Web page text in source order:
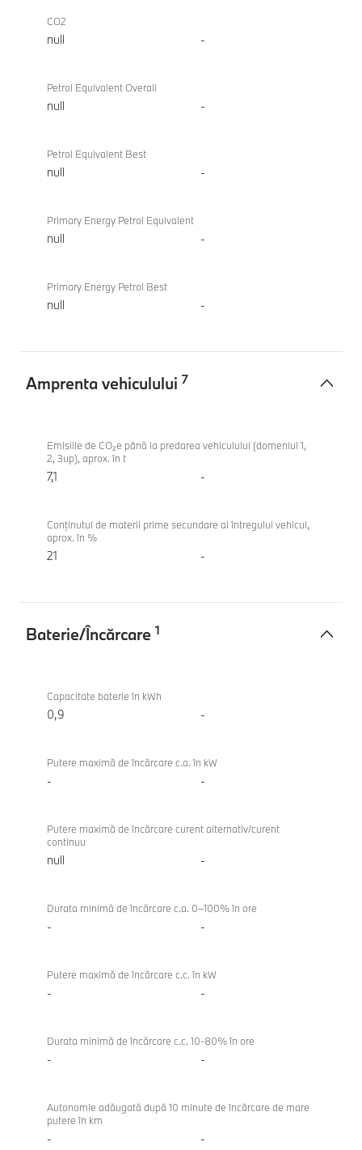
CO2
null -
Petrol Equivalent Overall
null -
Petrol Equivalent Best
null -
Primary Energy Petrol Equivalent
null -
Primary Energy Petrol Best
null -
Amprenta vehiculului 7
vehiculului
220
Gran
Coupe
Emisiile de CO₂e până la predarea vehiculului (domeniul 1,
2, 3up), aprox. în t
7,1 -
Conținutul de materii prime secundare al întregului vehicul,
aprox. în %
21 -
Baterie/Încărcare 1
Încărcare
220
Gran
Capacitate baterie în kWh
0,9 -
Putere maximă de încărcare c.a. în kW
- -
Putere maximă de încărcare curent alternativ/curent
continuu
null -
Durata minimă de încărcare c.a. 0–100% în ore
- -
Putere maximă de încărcare c.c. în kW
- -
Durata minimă de încărcare c.c. 10-80% în ore
- -
Autonomie adăugată după 10 minute de încărcare de mare
putere în km
- -